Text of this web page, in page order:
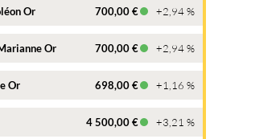
Or 700,00 € +2,94 %
Or 700,00 € +2,94 %
Or 698,00 € +1,16 %
4 500,00 € +3,21 %